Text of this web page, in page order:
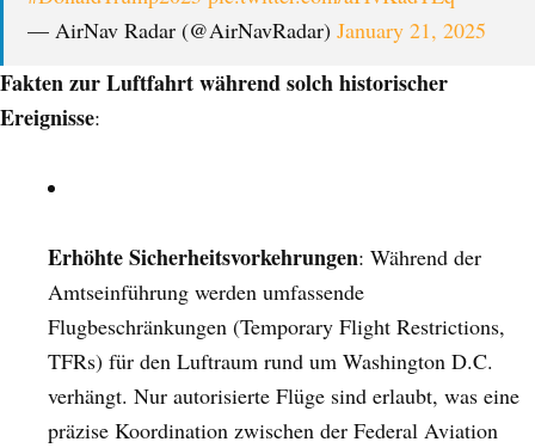
— AirNav Radar (@AirNavRadar) January 21, 2025
Fakten zur Luftfahrt während solch historischer
Ereignisse:
Erhöhte Sicherheitsvorkehrungen: Während der
Amtseinführung werden umfassende
Flugbeschränkungen (Temporary Flight Restrictions,
TFRs) für den Luftraum rund um Washington D.C.
verhängt. Nur autorisierte Flüge sind erlaubt, was eine
präzise Koordination zwischen der Federal Aviation